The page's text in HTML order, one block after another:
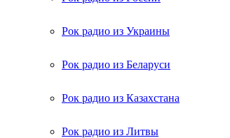
Рок радио из Украины
Рок радио из Беларуси
Рок радио из Казахстана
Рок радио из Литвы